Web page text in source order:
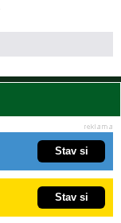
Stav si
Stav si